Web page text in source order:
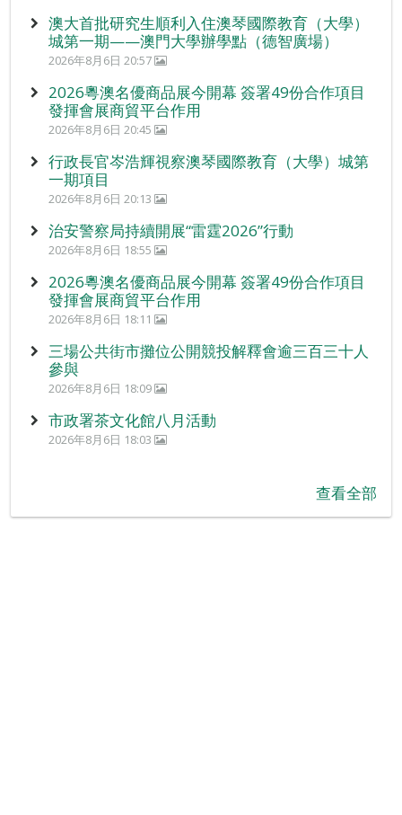
澳大首批研究生順利入住澳琴國際教育（大學）
城第一期——澳門大學辦學點（德智廣場）
2026年8月6日 20:57
2026粵澳名優商品展今開幕 簽署49份合作項目
發揮會展商貿平台作用
2026年8月6日 20:45
行政長官岑浩輝視察澳琴國際教育（大學）城第
一期項目
2026年8月6日 20:13
治安警察局持續開展“雷霆2026”行動
2026年8月6日 18:55
2026粵澳名優商品展今開幕 簽署49份合作項目
發揮會展商貿平台作用
2026年8月6日 18:11
三場公共街市攤位公開競投解釋會逾三百三十人
參與
2026年8月6日 18:09
市政署茶文化館八月活動
2026年8月6日 18:03
查看全部